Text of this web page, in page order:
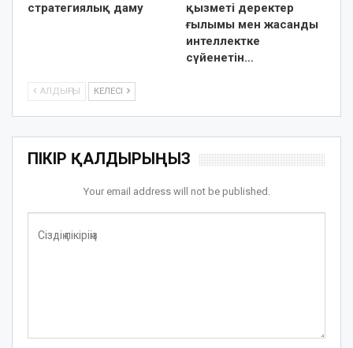
стратегиялық даму
қызметі деректер
ғылымы мен жасанды
интеллектке
сүйенетін…
АЛДЫҢҒЫ КЕЛЕСІ
ПІКІР ҚАЛДЫРЫҢЫЗ
Your email address will not be published.